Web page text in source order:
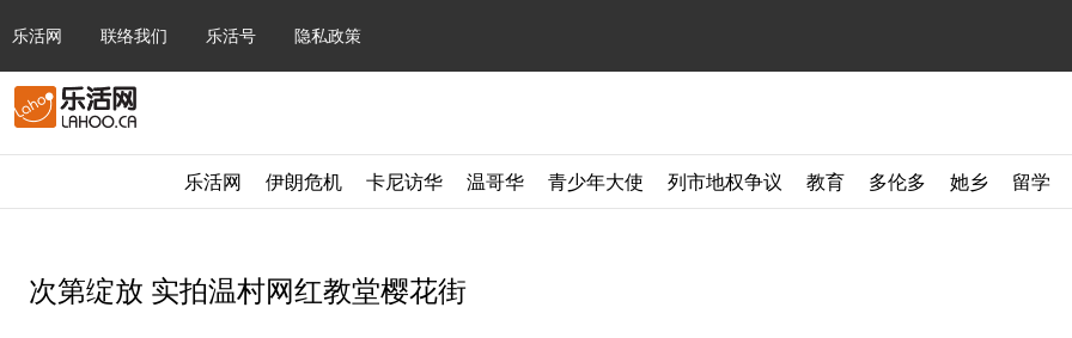
乐活网 联络我们 乐活号 隐私政策
乐活网 伊朗危机 卡尼访华 温哥华 青少年大使 列市地权争议 教育 多伦多 她乡 留学
次第绽放 实拍温村网红教堂樱花街